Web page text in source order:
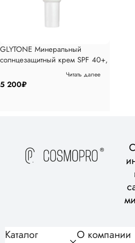
GLYTONE Минеральный
солнцезащитный крем SPF 40+,
5 200₽
Читать далее
Каталог
О компании